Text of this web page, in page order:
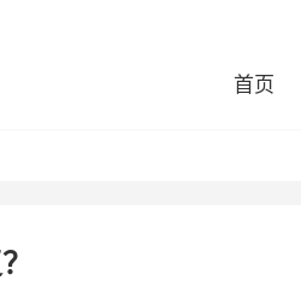
首页